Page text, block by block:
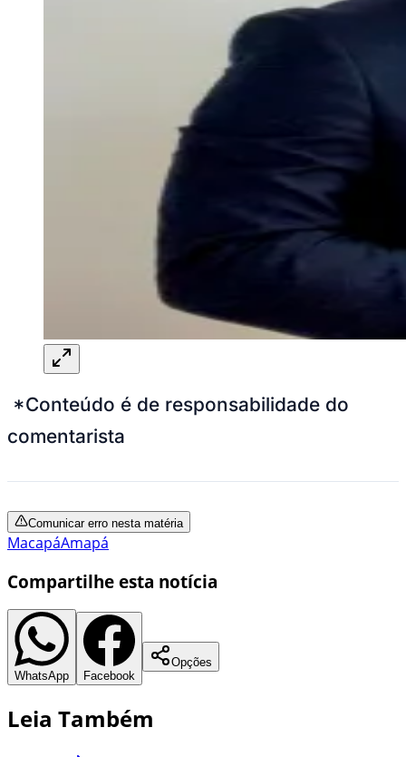
*Conteúdo é de responsabilidade do
comentarista
Comunicar erro nesta matéria
MacapáAmapá
Compartilhe esta notícia
WhatsApp Facebook
Opções
Leia Também